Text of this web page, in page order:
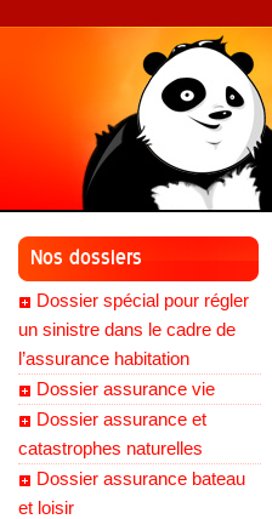
Nos dossiers
Dossier spécial pour régler
un sinistre dans le cadre de
l’assurance habitation
Dossier assurance vie
Dossier assurance et
catastrophes naturelles
Dossier assurance bateau
et loisir